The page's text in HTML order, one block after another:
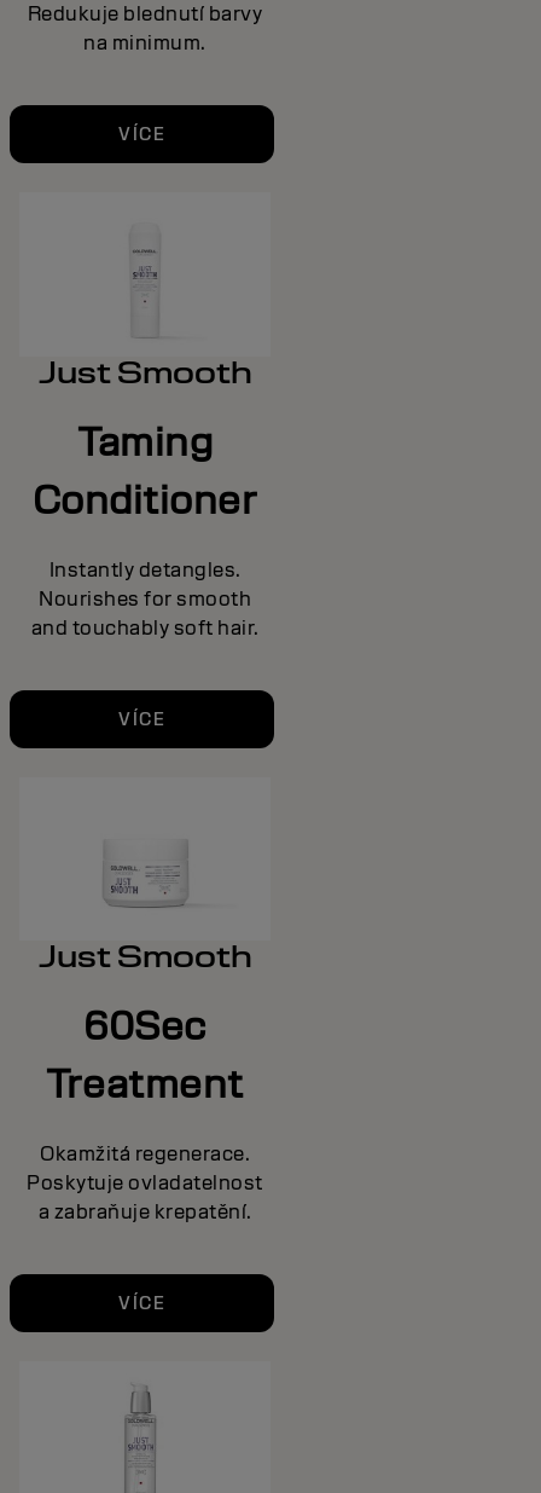
Redukuje blednutí barvy
na minimum.
VÍCE
Just Smooth
Taming
Conditioner
Instantly detangles.
Nourishes for smooth
and touchably soft hair.
VÍCE
Just Smooth
60Sec
Treatment
Okamžitá regenerace.
Poskytuje ovladatelnost
a zabraňuje krepatění.
VÍCE